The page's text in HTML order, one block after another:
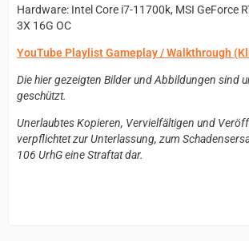
Hardware: Intel Core i7-11700k, MSI GeForce
3X 16G OC
YouTube Playlist Gameplay / Walkthrough
Die hier gezeigten Bilder und Abbildungen sind
geschützt.
Unerlaubtes Kopieren, Vervielfältigen und
verpflichtet zur Unterlassung, zum
106 UrhG eine Straftat dar.